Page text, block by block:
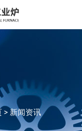
> 新闻资讯